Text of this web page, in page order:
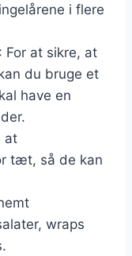
i flere
: For at sikre, at
du bruge et
have en
at
tæt, så de kan
wraps